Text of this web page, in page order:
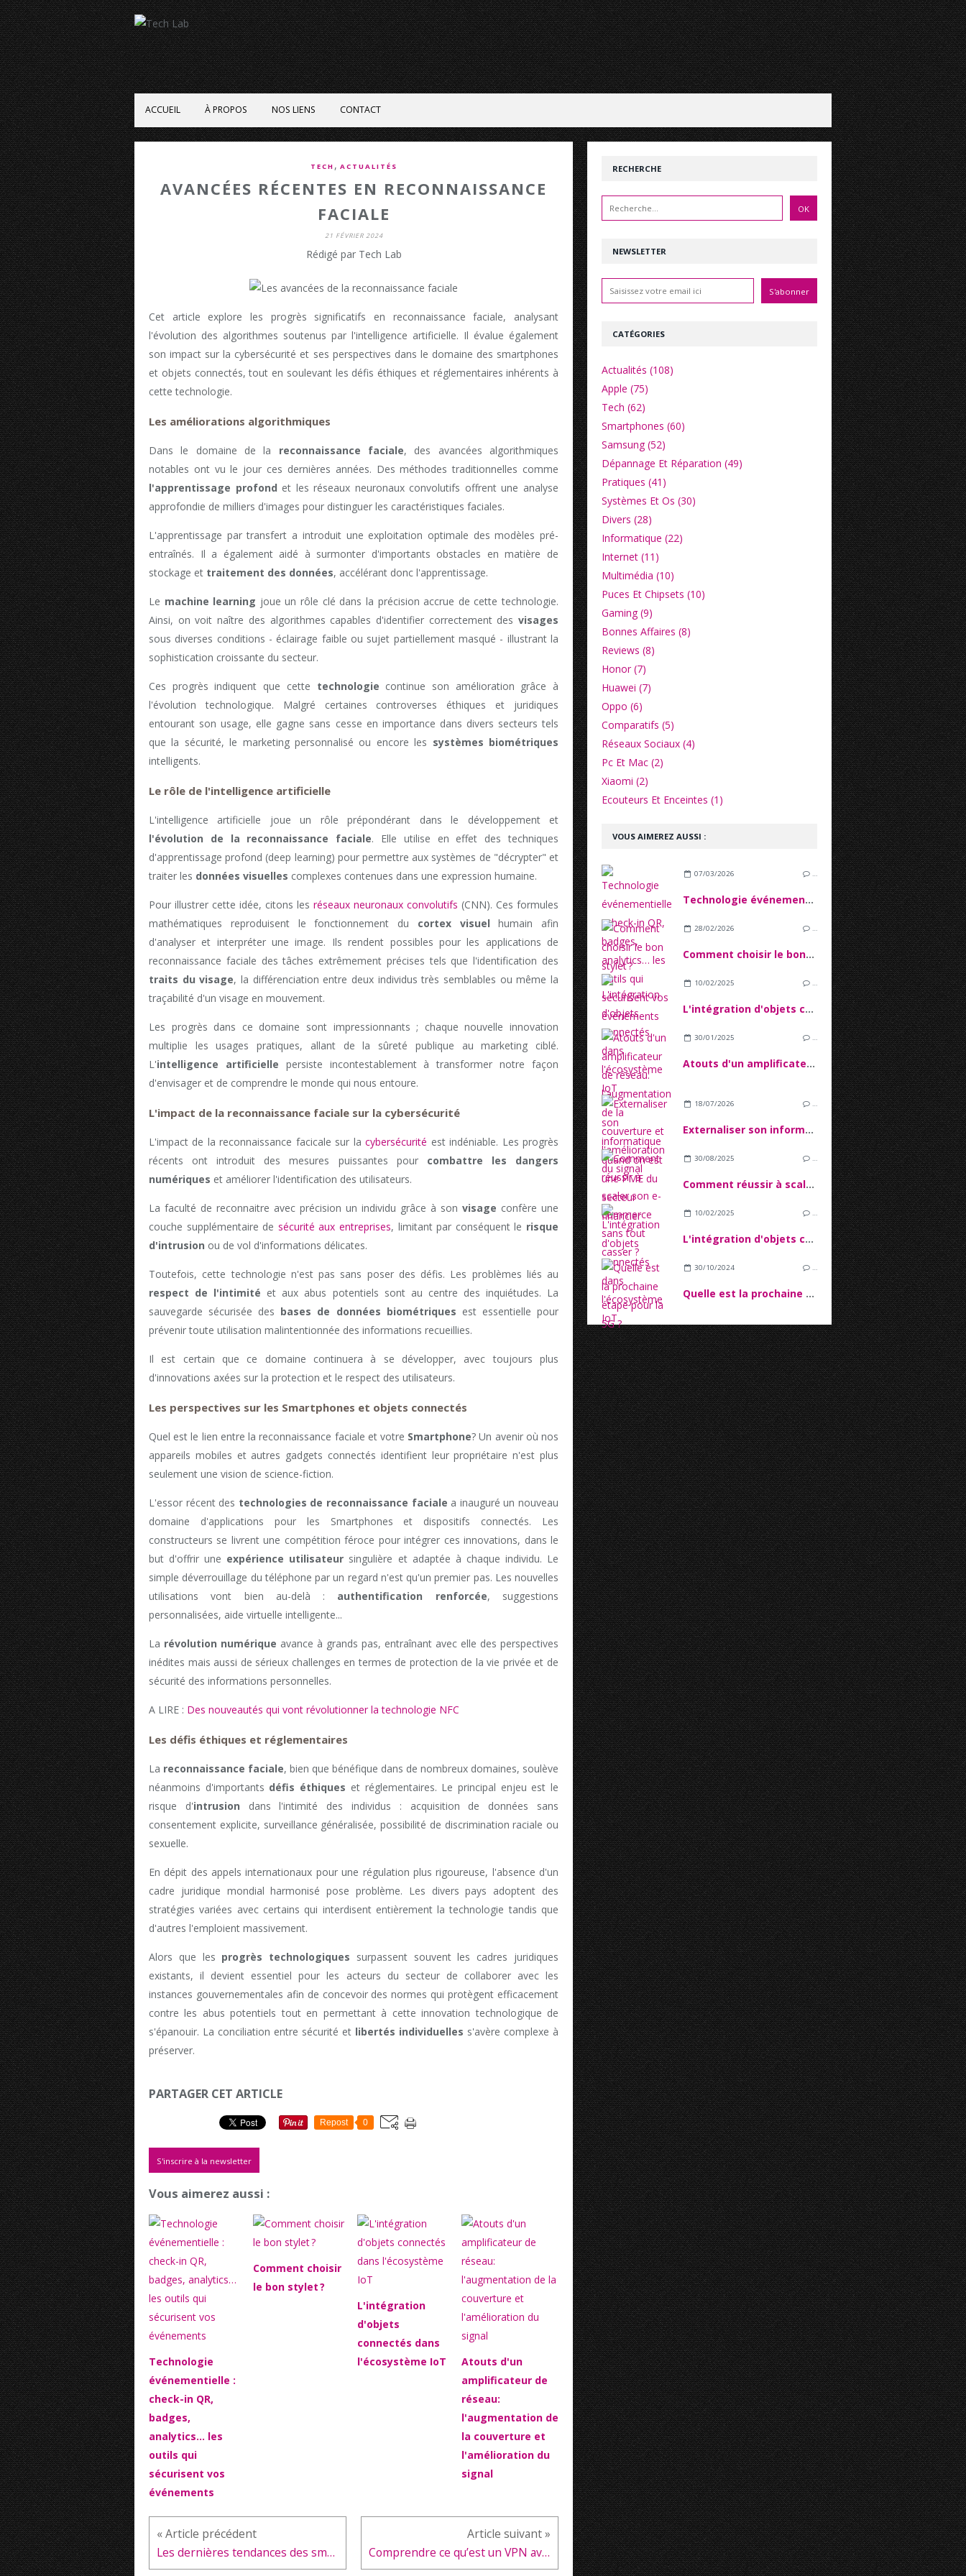
ACCUEIL À PROPOS NOS LIENS CONTACT
TECH , ACTUALITÉS
AVANCÉES RÉCENTES EN RECONNAISSANCE
FACIALE
21 FÉVRIER 2024
Rédigé par Tech Lab
Cet article explore les progrès significatifs en reconnaissance faciale, analysant
l'évolution des algorithmes soutenus par l'intelligence artificielle. Il évalue également
son impact sur la cybersécurité et ses perspectives dans le domaine des smartphones
et objets connectés, tout en soulevant les défis éthiques et réglementaires inhérents à
cette technologie.
Les améliorations algorithmiques
Dans le domaine de la reconnaissance faciale, des avancées algorithmiques
notables ont vu le jour ces dernières années. Des méthodes traditionnelles comme
l'apprentissage profond et les réseaux neuronaux convolutifs offrent une analyse
approfondie de milliers d'images pour distinguer les caractéristiques faciales.
L'apprentissage par transfert a introduit une exploitation optimale des modèles pré-
entraînés. Il a également aidé à surmonter d'importants obstacles en matière de
stockage et traitement des données, accélérant donc l'apprentissage.
Le machine learning joue un rôle clé dans la précision accrue de cette technologie.
Ainsi, on voit naître des algorithmes capables d'identifier correctement des visages
sous diverses conditions - éclairage faible ou sujet partiellement masqué - illustrant la
sophistication croissante du secteur.
Ces progrès indiquent que cette technologie continue son amélioration grâce à
l'évolution technologique. Malgré certaines controverses éthiques et juridiques
entourant son usage, elle gagne sans cesse en importance dans divers secteurs tels
que la sécurité, le marketing personnalisé ou encore les systèmes biométriques
intelligents.
Le rôle de l'intelligence artificielle
L'intelligence artificielle joue un rôle prépondérant dans le développement et
l'évolution de la reconnaissance faciale. Elle utilise en effet des techniques
d'apprentissage profond (deep learning) pour permettre aux systèmes de "décrypter" et
traiter les données visuelles complexes contenues dans une expression humaine.
Pour illustrer cette idée, citons les réseaux neuronaux convolutifs (CNN). Ces formules
mathématiques reproduisent le fonctionnement du cortex visuel humain afin
d'analyser et interpréter une image. Ils rendent possibles pour les applications de
reconnaissance faciale des tâches extrêmement précises tels que l'identification des
traits du visage, la différenciation entre deux individus très semblables ou même la
traçabilité d'un visage en mouvement.
Les progrès dans ce domaine sont impressionnants ; chaque nouvelle innovation
multiplie les usages pratiques, allant de la sûreté publique au marketing ciblé.
L'intelligence artificielle persiste incontestablement à transformer notre façon
d'envisager et de comprendre le monde qui nous entoure.
L'impact de la reconnaissance faciale sur la cybersécurité
L'impact de la reconnaissance facicale sur lacybersécurité est indéniable. Les progrès
récents ont introduit des mesures puissantes pour combattre les dangers
numériques et améliorer l'identification des utilisateurs.
La faculté de reconnaitre avec précision un individu grâce à son visage confère une
couche supplémentaire de sécurité aux entreprises, limitant par conséquent le risque
d'intrusion ou de vol d'informations délicates.
Toutefois, cette technologie n'est pas sans poser des défis. Les problèmes liés au
respect de l'intimité et aux abus potentiels sont au centre des inquiétudes. La
sauvegarde sécurisée des bases de données biométriques est essentielle pour
prévenir toute utilisation malintentionnée des informations recueillies.
Il est certain que ce domaine continuera à se développer, avec toujours plus
d'innovations axées sur la protection et le respect des utilisateurs.
Les perspectives sur les Smartphones et objets connectés
Quel est le lien entre la reconnaissance faciale et votre Smartphone? Un avenir où nos
appareils mobiles et autres gadgets connectés identifient leur propriétaire n'est plus
seulement une vision de science-fiction.
L'essor récent des technologies de reconnaissance faciale a inauguré un nouveau
domaine d'applications pour les Smartphones et dispositifs connectés. Les
constructeurs se livrent une compétition féroce pour intégrer ces innovations, dans le
but d'offrir une expérience utilisateur singulière et adaptée à chaque individu. Le
simple déverrouillage du téléphone par un regard n'est qu'un premier pas. Les nouvelles
utilisations vont bien au-delà : authentification renforcée, suggestions
personnalisées, aide virtuelle intelligente...
La révolution numérique avance à grands pas, entraînant avec elle des perspectives
inédites mais aussi de sérieux challenges en termes de protection de la vie privée et de
sécurité des informations personnelles.
A LIRE : Des nouveautés qui vont révolutionner la technologie NFC
Les défis éthiques et réglementaires
La reconnaissance faciale, bien que bénéfique dans de nombreux domaines, soulève
néanmoins d'importants défis éthiques et réglementaires. Le principal enjeu est le
risque d'intrusion dans l'intimité des individus : acquisition de données sans
consentement explicite, surveillance généralisée, possibilité de discrimination raciale ou
sexuelle.
En dépit des appels internationaux pour une régulation plus rigoureuse, l'absence d'un
cadre juridique mondial harmonisé pose problème. Les divers pays adoptent des
stratégies variées avec certains qui interdisent entièrement la technologie tandis que
d'autres l'emploient massivement.
Alors que les progrès technologiques surpassent souvent les cadres juridiques
existants, il devient essentiel pour les acteurs du secteur de collaborer avec les
instances gouvernementales afin de concevoir des normes qui protègent efficacement
contre les abus potentiels tout en permettant à cette innovation technologique de
s'épanouir. La conciliation entre sécurité et libertés individuelles s'avère complexe à
préserver.
PARTAGER CET ARTICLE
Repost 0
S'inscrire à la newsletter
Vous aimerez aussi :
Technologie
événementielle :
check-in QR,
badges,
analytics… les
outils qui
sécurisent vos
événements
Comment choisir
le bon stylet ?
L'intégration
d'objets
connectés dans
l'écosystème IoT
Atouts d'un
amplificateur de
réseau:
l'augmentation de
la couverture et
l'amélioration du
signal
Les dernières tendances des smartphones haut de gamme Comprendre ce qu’est un VPN avec IP dédiée pour une navigation sûre et incognito
NEWSLETTER
RECHERCHE
VOUS AIMEREZ AUSSI :
07/03/2026 …
Technologie événementielle : check-in QR, badges, analytics… les outils qui sécurisent vos événements
28/02/2026 …
Comment choisir le bon stylet ?
10/02/2025 …
L'intégration d'objets connectés dans l'écosystème IoT
30/01/2025 …
Atouts d'un amplificateur de réseau: l'augmentation de la couverture et l'amélioration du signal
18/07/2026 …
Externaliser son informatique quand on est une PME du secteur financier
30/08/2025 …
Comment réussir à scaler son e-commerce sans tout casser ?
10/02/2025 …
L'intégration d'objets connectés dans l'écosystème IoT
30/10/2024 …
Quelle est la prochaine étape pour la 5G ?
CATÉGORIES
Actualités (108)
Apple (75)
Tech (62)
Smartphones (60)
Samsung (52)
Dépannage Et Réparation (49)
Pratiques (41)
Systèmes Et Os (30)
Divers (28)
Informatique (22)
Internet (11)
Multimédia (10)
Puces Et Chipsets (10)
Gaming (9)
Bonnes Affaires (8)
Reviews (8)
Honor (7)
Huawei (7)
Oppo (6)
Comparatifs (5)
Réseaux Sociaux (4)
Pc Et Mac (2)
Xiaomi (2)
Ecouteurs Et Enceintes (1)